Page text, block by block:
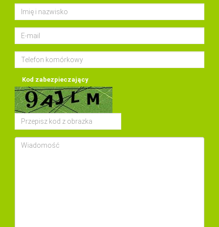
Kod zabezpieczający